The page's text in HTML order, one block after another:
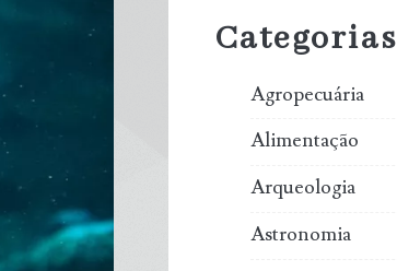
Sidebar
Categorias
Agropecuária
Alimentação
Arqueologia
Astronomia